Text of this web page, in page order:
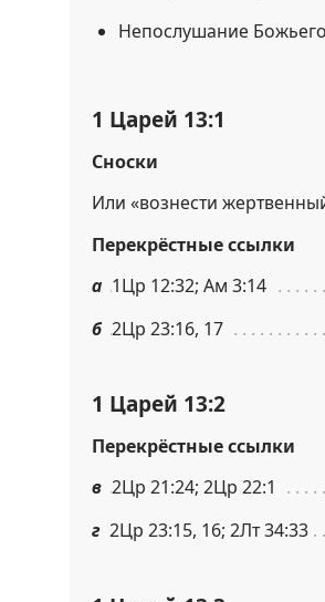
Непослушание
1 Царей 13:1
Сноски
Или «вознести
Перекрёстные ссылки
а 1Цр 12:32; Ам 3:14
б 2Цр 23:16, 17
1 Царей 13:2
Перекрёстные ссылки
в 2Цр 21:24; 2Цр 22:1
г 2Цр 23:15, 16; 2Лт 34:33